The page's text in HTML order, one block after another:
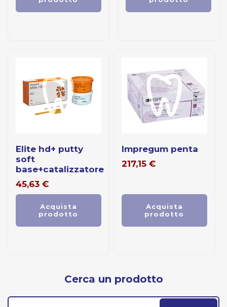
elite hd+ putty
soft
base+catalizzatore
45,63 €
Acquista
prodotto
impregum penta
217,15 €
Acquista
prodotto
Cerca un prodotto
Cerca: